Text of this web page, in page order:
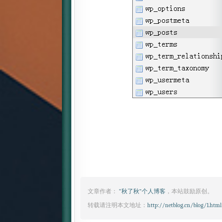
文章作者： “秋了秋”个人博客，本站鼓励原创。
转载请注明本文地址： http://netblog.cn/blog/1.html